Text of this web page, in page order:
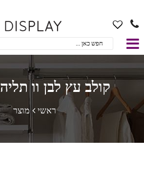
קולב עץ לבן וו
ראשי מוצר